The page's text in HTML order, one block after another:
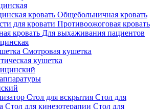
кровать Общебольничная кровать
для кровати Противоожоговая кровать
кровать Для выхаживания пациентов
Смотровая кушетка
кушетка
Стол для вскрытия Стол для
Стол для кинезотерапии Стол для